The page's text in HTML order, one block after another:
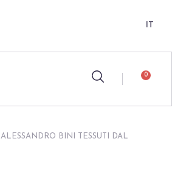
IT
0
ALESSANDRO BINI TESSUTI DAL